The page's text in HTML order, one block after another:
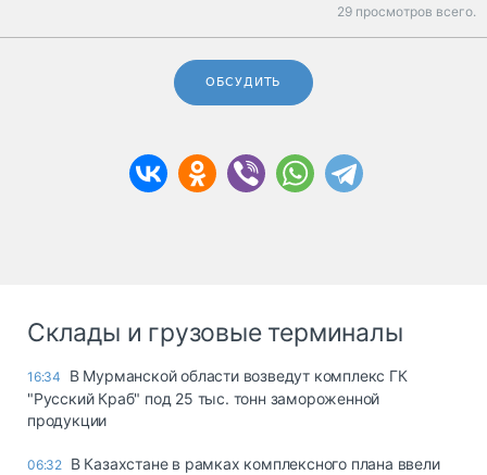
29 просмотров всего.
ОБСУДИТЬ
Склады и грузовые терминалы
16:34
В Мурманской области возведут комплекс ГК
"Русский Краб" под 25 тыс. тонн замороженной
продукции
06:32 В Казахстане в рамках комплексного плана ввели